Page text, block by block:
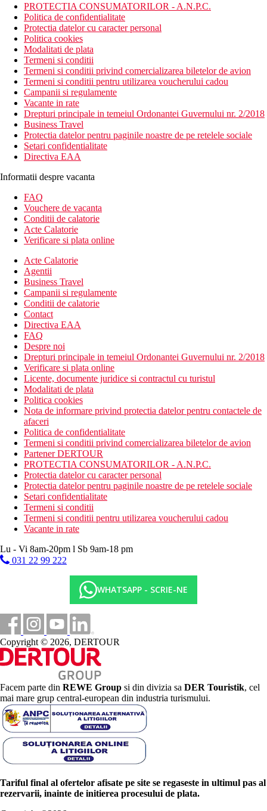
PROTECTIA CONSUMATORILOR - A.N.P.C.
Politica de confidentialitate
Protectia datelor cu caracter personal
Politica cookies
Modalitati de plata
Termeni si conditii
Termeni si conditii privind comercializarea biletelor de avion
Termeni si conditii pentru utilizarea voucherului cadou
Campanii si regulamente
Vacante in rate
Drepturi principale in temeiul Ordonantei Guvernului nr. 2/2018
Business Travel
Protectia datelor pentru paginile noastre de pe retelele sociale
Setari confidentialitate
Directiva EAA
Informatii despre vacanta
FAQ
Vouchere de vacanta
Conditii de calatorie
Acte Calatorie
Verificare si plata online
Acte Calatorie
Agentii
Business Travel
Campanii si regulamente
Conditii de calatorie
Contact
Directiva EAA
FAQ
Despre noi
Drepturi principale in temeiul Ordonantei Guvernului nr. 2/2018
Verificare si plata online
Licente, documente juridice si contractul cu turistul
Modalitati de plata
Politica cookies
Nota de informare privind protectia datelor pentru contactele de
afaceri
Politica de confidentialitate
Termeni si conditii privind comercializarea biletelor de avion
Partener DERTOUR
PROTECTIA CONSUMATORILOR - A.N.P.C.
Protectia datelor cu caracter personal
Protectia datelor pentru paginile noastre de pe retelele sociale
Setari confidentialitate
Termeni si conditii
Termeni si conditii pentru utilizarea voucherului cadou
Vacante in rate
Lu - Vi 8am-20pm l Sb 9am-18 pm
031 22 99 222
WHATSAPP - SCRIE-NE
Copyright © 2026, DERTOUR
Facem parte din REWE Group si din divizia sa DER Touristik, cel
mai mare grup central-european din industria turismului.
Tariful final al ofertelor afisate pe site se regaseste in ultimul pas al
rezervarii, inainte de initierea procesului de plata.